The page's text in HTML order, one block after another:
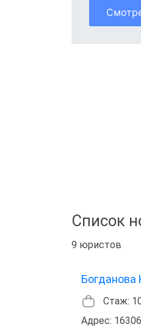
Список
9 юристов
Стаж:
Адрес: